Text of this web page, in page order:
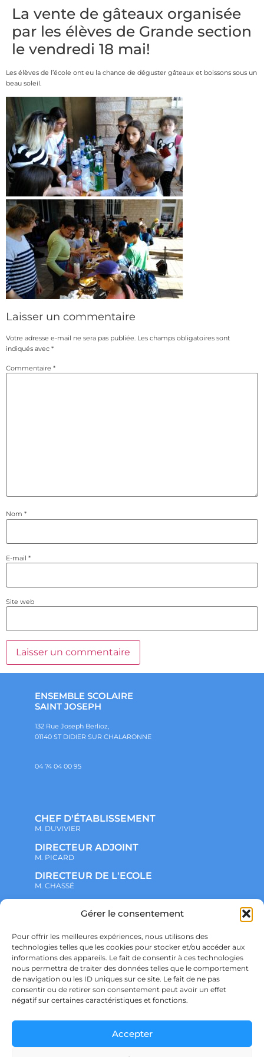
Gérer le consentement
Pour offrir les meilleures expériences, nous utilisons des
technologies telles que les cookies pour stocker et/ou accéder aux
informations des appareils. Le fait de consentir à ces technologies
nous permettra de traiter des données telles que le comportement
de navigation ou les ID uniques sur ce site. Le fait de ne pas
consentir ou de retirer son consentement peut avoir un effet
négatif sur certaines caractéristiques et fonctions.
Accepter
La vente de gâteaux organisée
par les élèves de Grande section
le vendredi 18 mai!
Les élèves de l’école ont eu la chance de déguster gâteaux et boissons sous un
beau soleil.
Laisser un commentaire
Votre adresse e-mail ne sera pas publiée. Les champs obligatoires sont
indiqués avec *
Commentaire *
Nom *
E-mail *
Site web
ENSEMBLE SCOLAIRE
SAINT JOSEPH
132 Rue Joseph Berlioz,
01140 ST DIDIER SUR CHALARONNE
04 74 04 00 95
CHEF D'ÉTABLISSEMENT
M. DUVIVIER
DIRECTEUR ADJOINT
M. PICARD
DIRECTEUR DE L'ECOLE
M. CHASSÉ
NOTRE ENSEMBLE SCOLAIRE
ADMINISTRATIF
VIE ASSOCIATIVE
PARTENARIATS
CONTACT
PRÉ-INSCRIPTION
ÉCOLE
COLLÈGE
LYCÉE
RGPD
POLITIQUE DE COOKIES